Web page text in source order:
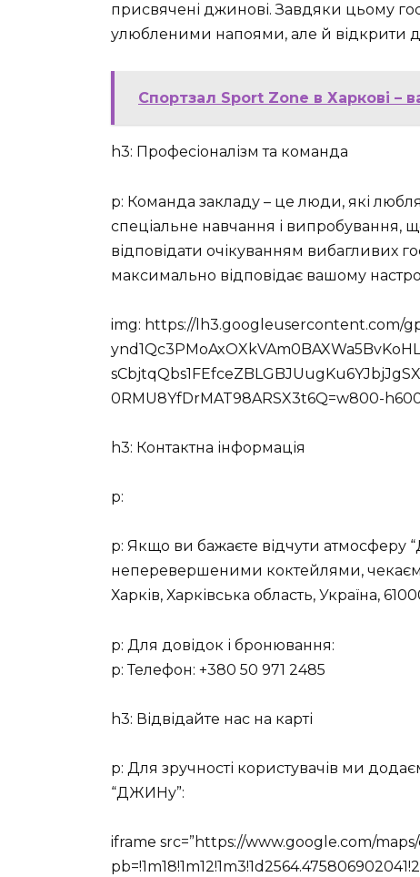
присвячені джинові. Завдяки цьому
улюбленими напоями, але й відкрити
Спортзал Sport Zone в Харкові –
h3: Професіоналізм та команда
p: Команда закладу – це люди, які
спеціальне навчання і випробування,
відповідати очікуванням вибагливих
максимально відповідає вашому
img: https://lh3.googleusercontent.com/
0RMU8YfDrMAT98ARSX3t6Q=w800-
h3: Контактна інформація
p:
p: Якщо ви бажаєте відчути атмосферу
неперевершеними коктейлями,
Харків, Харківська область, Україна,
p: Для довідок і бронювання:
p: Телефон: +380 50 971 2485
h3: Відвідайте нас на карті
p: Для зручності користувачів ми
“ДЖИНу”:
iframe src=”https://www.google.com/